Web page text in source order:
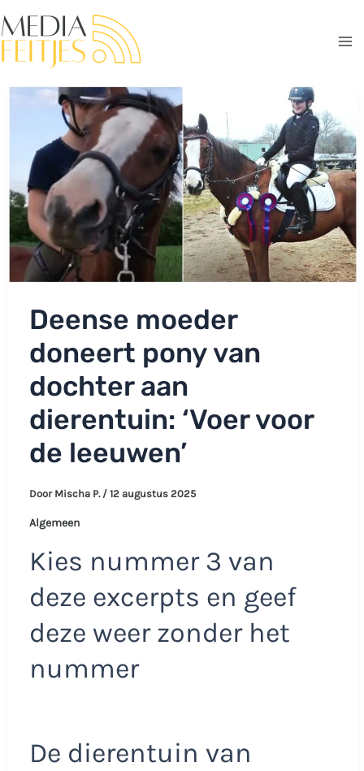
naar
de
Deense moeder
doneert pony van
dochter aan
dierentuin: ‘Voer voor
de leeuwen’
Door Mischa P. / 12 augustus 2025
Algemeen
Kies nummer 3 van
deze excerpts en geef
deze weer zonder het
nummer
De dierentuin van